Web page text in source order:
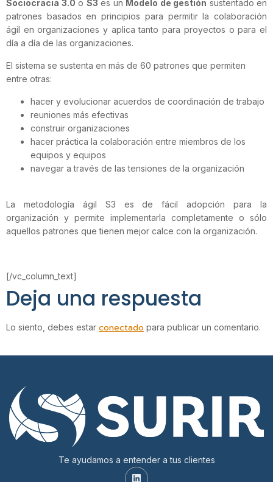
Sociocracia 3.0 o S3 es un Modelo de gestión sustentado en
patrones basados en principios para permitir la colaboración
ágil en organizaciones y aplica tanto para proyectos o para el
día a día de las organizaciones.
El sistema se sustenta en más de 60 patrones que permiten
entre otras:
hacer y evolucionar acuerdos de coordinación de trabajo
reuniones más efectivas
construir organizaciones
hacer práctica la colaboración entre miembros de los
equipos y equipos
navegar a través de las tensiones de la organización
La metodología ágil S3 es de fácil adopción para la
organización y permite implementarla completamente o sólo
aquellos patrones que tienen mejor calce con la organización.
[/vc_column_text]
Deja una respuesta
Lo siento, debes estar conectado para publicar un comentario.
Te ayudamos a entender a tus clientes